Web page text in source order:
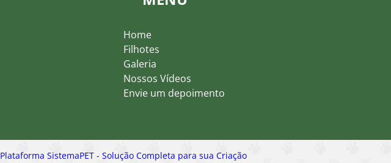
Home
Filhotes
Galeria
Nossos Vídeos
Envie um depoimento
Plataforma SistemaPET - Solução Completa para sua Criação